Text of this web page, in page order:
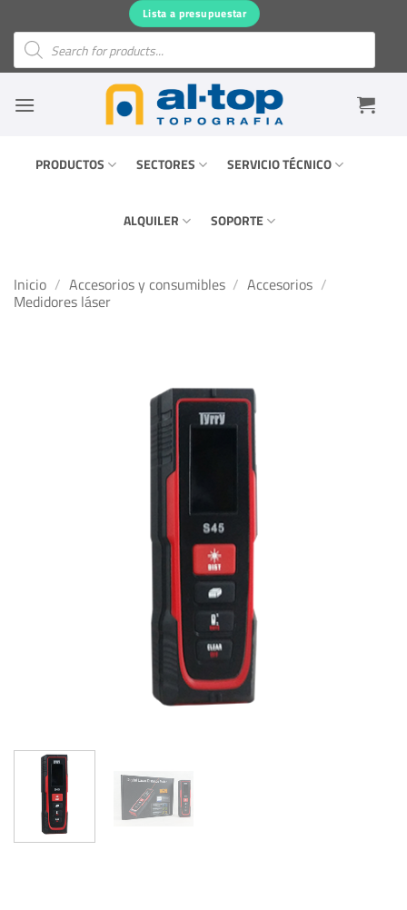
contenido
Lista a presupuestar
Búsqueda
productos
PRODUCTOS SECTORES SERVICIO TÉCNICO
ALQUILER SOPORTE
Inicio / Accesorios y consumibles / Accesorios /
Medidores láser